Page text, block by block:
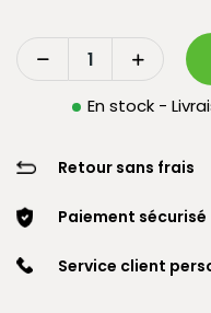
En stock -
Retour sans frais
Paiement sécurisé
Service client